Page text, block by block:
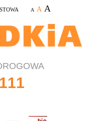
A A A